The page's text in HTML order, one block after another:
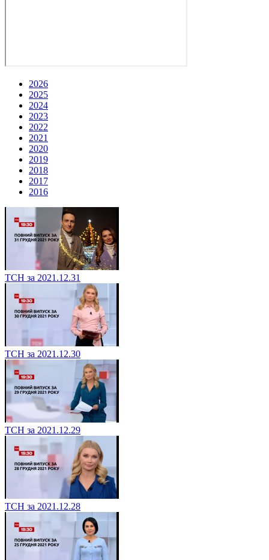
2026
2025
2024
2023
2022
2021
2020
2019
2018
2017
2016
ТСН за 2021.12.31
ТСН за 2021.12.30
ТСН за 2021.12.29
ТСН за 2021.12.28